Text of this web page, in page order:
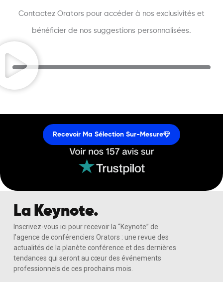
Contactez Orators pour accéder à nos exclusivités et
bénéficier de nos suggestions personnalisées.
Recevoir Ma Sélection Sur-Mesure
La Keynote.
Inscrivez-vous ici pour recevoir la “Keynote” de
l’agence de conférenciers Orators : une revue des
actualités de la planète conférence et des dernières
tendances qui seront au cœur des événements
professionnels de ces prochains mois.